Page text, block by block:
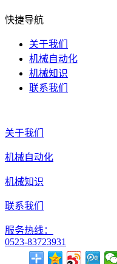
快捷导航
关于我们
机械自动化
机械知识
联系我们
关于我们
机械自动化
机械知识
联系我们
服务热线：
0523-83723931